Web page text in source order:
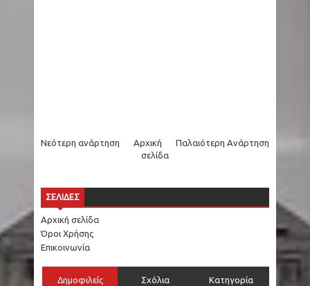
Νεότερη ανάρτηση Παλαιότερη Ανάρτηση
Αρχική
σελίδα
ΣΕΛΙΔΕΣ
Αρχική σελίδα
Όροι Χρήσης
Επικοινωνία
Δημοφιλείς Σχόλια Κατηγορία